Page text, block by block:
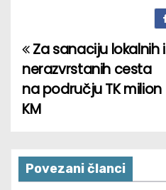
P
o
s
n
Za sanaciju lokalnih i
nerazvrstanih cesta
na području TK milion
KM
Povezani članci